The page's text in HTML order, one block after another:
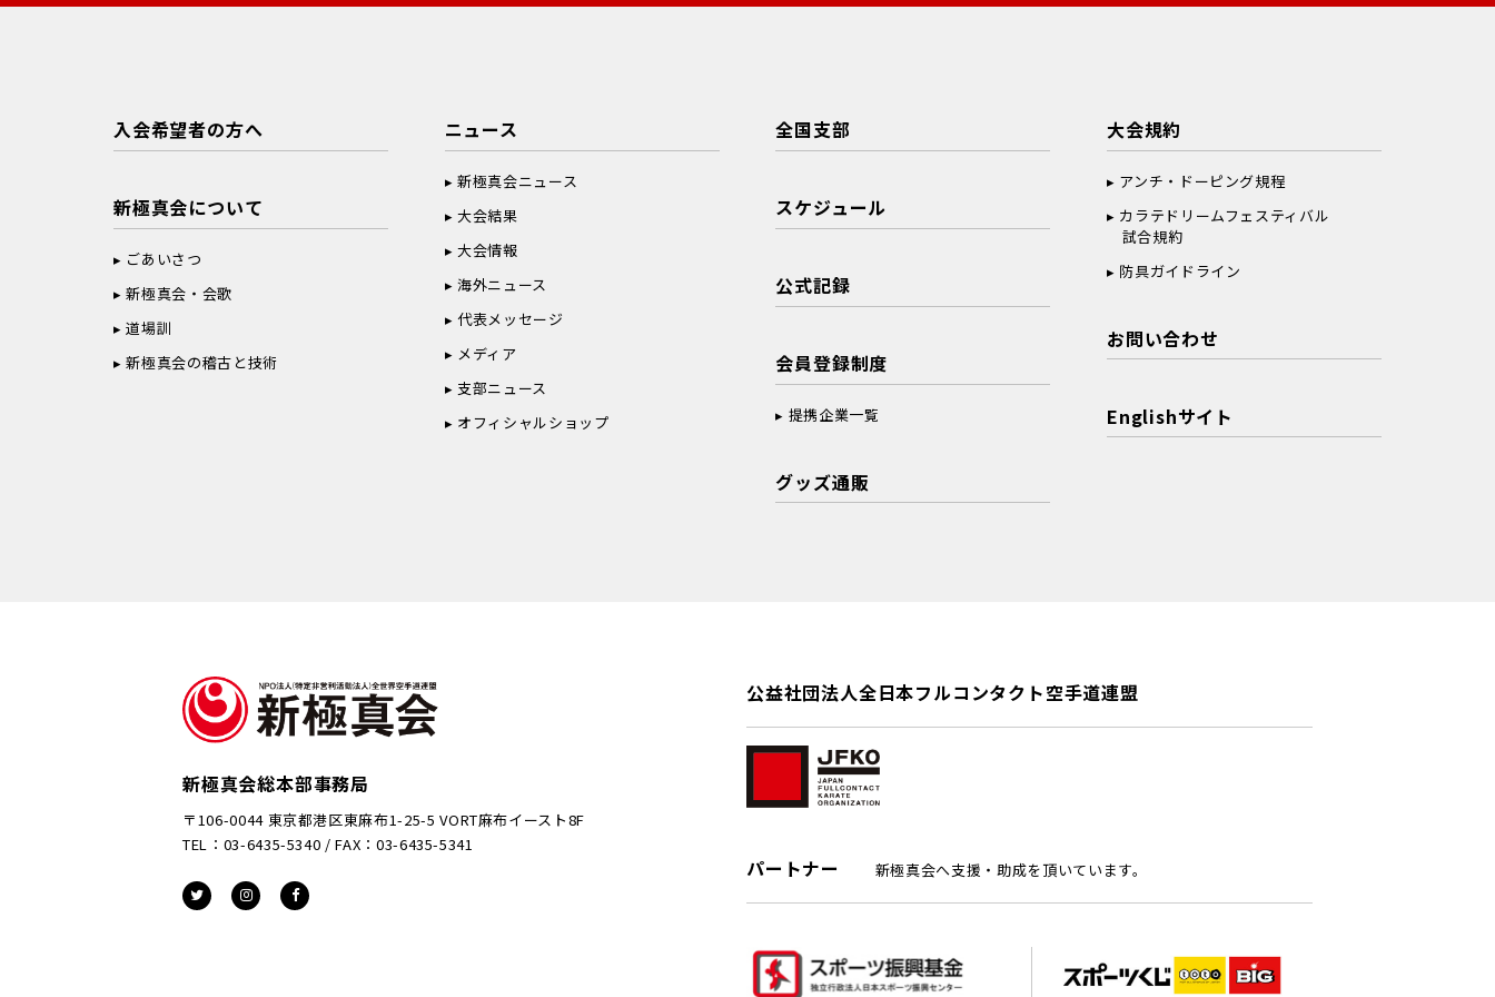
入会希望者の方へ
新極真会について
ごあいさつ
新極真会・会歌
道場訓
新極真会の稽古と技術
ニュース
新極真会ニュース
大会結果
大会情報
海外ニュース
代表メッセージ
メディア
支部ニュース
オフィシャルショップ
全国支部
スケジュール
公式記録
会員登録制度
提携企業一覧
グッズ通販
大会規約
アンチ・ドーピング規程
カラテドリームフェスティバル
試合規約
防具ガイドライン
お問い合わせ
Englishサイト
新極真会総本部事務局
〒106-0044 東京都港区東麻布1-25-5 VORT麻布イースト8F
TEL：03-6435-5340 / FAX：03-6435-5341
公益社団法人全日本フルコンタクト空手道連盟
パートナー 新極真会へ支援・助成を頂いています。